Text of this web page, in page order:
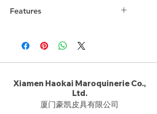
Features
Xiamen Haokai Maroquinerie Co.,
Ltd.
厦门豪凯皮具有限公司